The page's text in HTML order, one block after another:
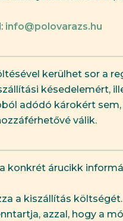
info@polovarazs.hu
kerülhet sor a
késedelemért,
adódó károkért sem,
válik.
konkrét árucikk
a kiszállítás költségét.
azzal, hogy a